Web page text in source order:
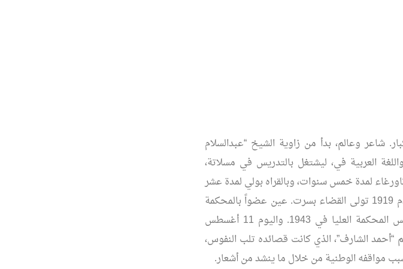
شاعر وعالم، بدأ من زاوية الشيخ “عبدالسلام
العربية في، ليشتغل بالتدريس في مسلاتة،
لمدة خمس سنوات، وبالقراه بولي لمدة عشر
سنوات. تولى الإفتاء بغريان، وعقب صلح بن بنيادم 1919 تولى القضاء بسرت. عين عضواً بالمحكمة
العليا في طرابلس العام 1922، وشغل منصب رئيس المحكمة العليا في 1943. واليوم 11 أغسطس
إنه الشاعر العالم “أحمد الشارف”، الذي كانت قصائده تلب النفوس،
مواقفه الوطنية من خلال ما ينشد من أشعار.